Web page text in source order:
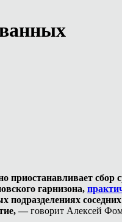
сбор
гарнизона,
соседних
—говорит Алексей